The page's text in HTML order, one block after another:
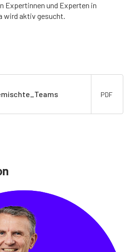
Expertinnen und Experten in
wird aktiv gesucht.
PDF